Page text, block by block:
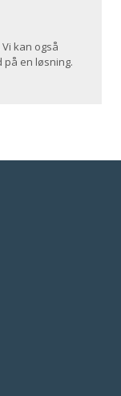
kan også
på en løsning.